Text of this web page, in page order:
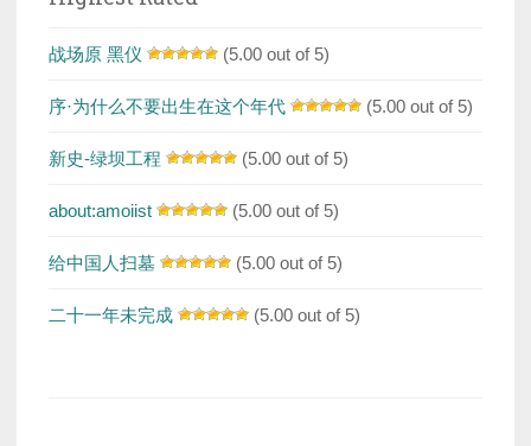
战场原 黑仪 (5.00 out of 5)
序·为什么不要出生在这个年代 (5.00 out of 5)
新史-绿坝工程 (5.00 out of 5)
about:amoiist (5.00 out of 5)
给中国人扫墓 (5.00 out of 5)
二十一年未完成 (5.00 out of 5)